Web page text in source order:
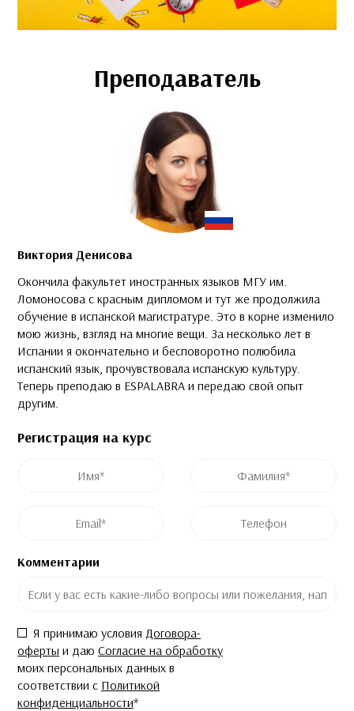
Преподаватель
Виктория Денисова
Окончила факультет иностранных языков МГУ им.
Ломоносова с красным дипломом и тут же продолжила
обучение в испанской магистратуре. Это в корне изменило
мою жизнь, взгляд на многие вещи. За несколько лет в
Испании я окончательно и бесповоротно полюбила
испанский язык, прочувствовала испанскую культуру.
Теперь преподаю в ESPALABRA и передаю свой опыт
другим.
Регистрация на курс
Комментарии
Согласие*
Я принимаю условия Договора-
оферты и даю Согласие на обработку
моих персональных данных в
соответствии с Политикой
конфиденциальности*
Название курса